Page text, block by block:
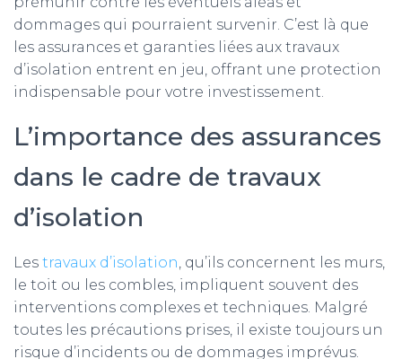
dommages qui pourraient survenir. C’est là que
les assurances et garanties liées aux travaux
d’isolation entrent en jeu, offrant une protection
indispensable pour votre investissement.
L’importance des assurances
dans le cadre de travaux
d’isolation
Les travaux d’isolation, qu’ils concernent les murs,
le toit ou les combles, impliquent souvent des
interventions complexes et techniques. Malgré
toutes les précautions prises, il existe toujours un
risque d’incidents ou de dommages imprévus.